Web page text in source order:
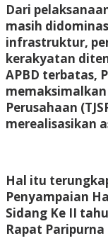
Dari
masih
infrastruktur,
kerakyatan
APBD terbatas,
memaksimalkan
Perusahaan
merealisasikan
Hal itu
Penyampaian
Sidang Ke II
Rapat Paripurna